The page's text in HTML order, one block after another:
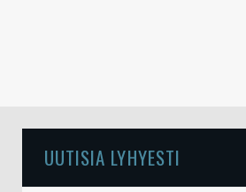
UUTISIA LYHYESTI